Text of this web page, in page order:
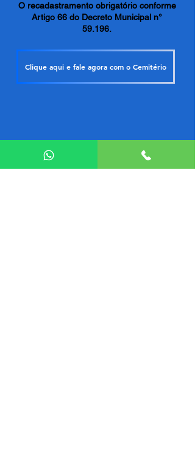
O recadastramento obrigatório conforme
Artigo 66 do Decreto Municipal n°
59.196.
Clique aqui e fale agora com o Cemitério